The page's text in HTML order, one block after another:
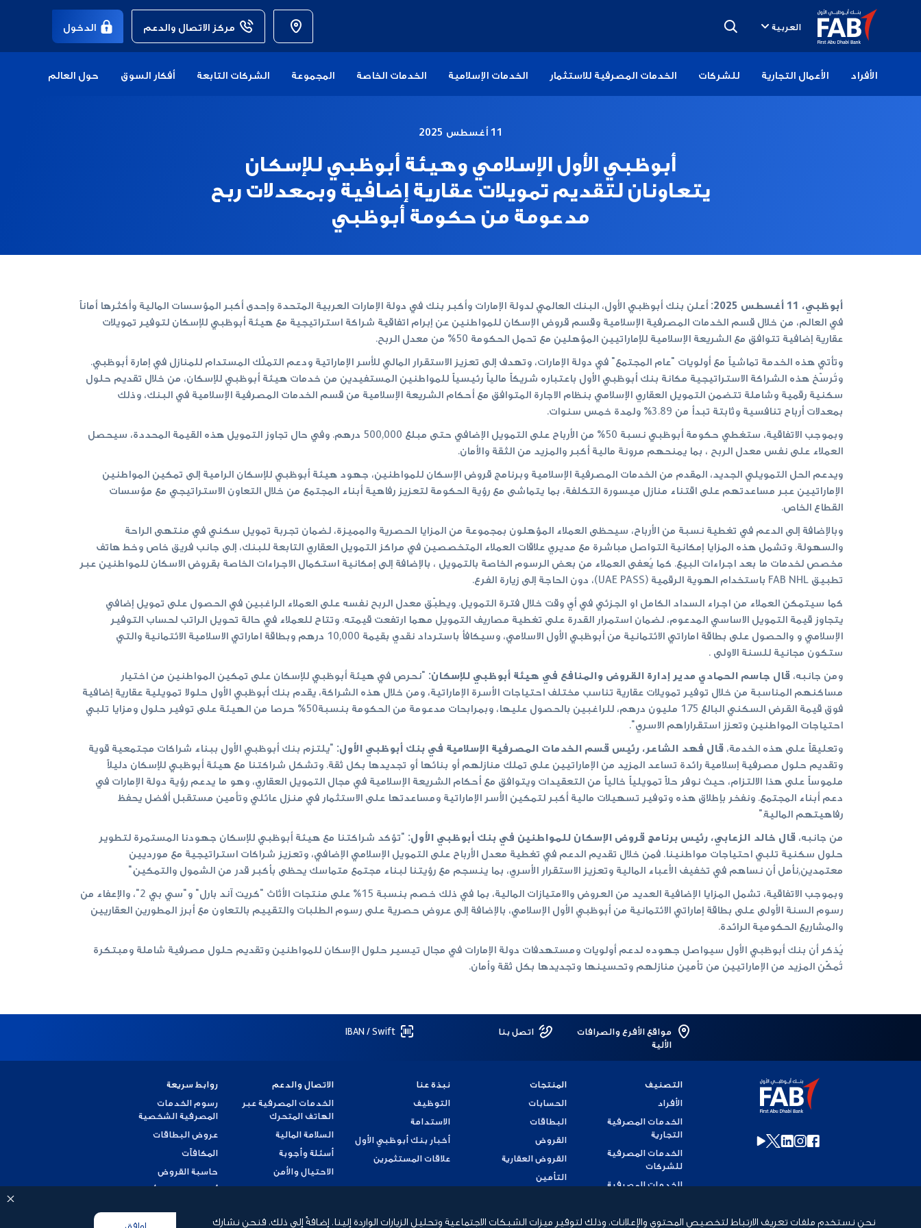
نحن نستخدم ملفات تعريف الارتباط لتخصيص المحتوى والإعلانات، وذلك لتوفير ميزات الشبكات الاجتماعية وتحليل الزيارات الواردة إلينا. إضافةً إلى ذلك، فنحن نشارك اوافق
العربية مركز الاتصال والدعم الدخول
الأفراد الأعمال التجارية للشركات الخدمات المصرفية للاستثمار الخدمات الإسلامية الخدمات الخاصة المجموعة الشركات التابعة أفكار السوق حول العالم
11 أغسطس 2025
أبوظبي الأول الإسلامي وهيئة أبوظبي للإسكان
يتعاونان لتقديم تمويلات عقارية إضافية وبمعدلات ربح
مدعومة من حكومة أبوظبي
أبوظبي، 11 أغسطس 2025:
أعلن بنك أبوظبي الأول، البنك العالمي لدولة الإمارات وأكبر بنك في دولة الإمارات العربية المتحدة وإحدى أكبر المؤسسات المالية وأكثرها أماناً
في العالم، من خلال قسم الخدمات المصرفية الإسلامية وقسم قروض الإسكان للمواطنين عن إبرام اتفاقية شراكة استراتيجية مع هيئة أبوظبي للإسكان لتوفير تمويلات
عقارية إضافية تتوافق مع الشريعة الإسلامية للإماراتيين المؤهلين مع تحمل الحكومة 50% من معدل الربح.
وتأتي هذه الخدمة تماشياً مع أولويات "عام المجتمع" في دولة الإمارات، وتهدف إلى تعزيز الاستقرار المالي للأسر الإماراتية ودعم التملّك المستدام للمنازل في إمارة أبوظبي.
وتُرسّخ هذه الشراكة الاستراتيجية مكانة بنك أبوظبي الأول باعتباره شريكاً مالياً رئيسياً للمواطنين المستفيدين من خدمات هيئة أبوظبي للإسكان، من خلال تقديم حلول
سكنية رقمية وشاملة تتضمن التمويل العقاري الإسلامي بنظام الاجارة المتوافق مع أحكام الشريعة الإسلامية من قسم الخدمات المصرفية الإسلامية في البنك، وذلك
بمعدلات أرباح تنافسية وثابتة تبدأ من 3.89% ولمدة خمس سنوات.
وبموجب الاتفاقية، ستغطي حكومة أبوظبي نسبة 50% من الأرباح على التمويل الإضافي حتى مبلغ 500,000 درهم. وفي حال تجاوز التمويل هذه القيمة المحددة، سيحصل
العملاء على نفس معدل الربح ، بما يمنحهم مرونة مالية أكبر والمزيد من الثقة والأمان.
ويدعم الحل التمويلي الجديد، المقدم من الخدمات المصرفية الإسلامية وبرنامج قروض الإسكان للمواطنين، جهود هيئة أبوظبي للإسكان الرامية إلى تمكين المواطنين
الإماراتيين عبر مساعدتهم على اقتناء منازل ميسورة التكلفة، بما يتماشى مع رؤية الحكومة لتعزيز رفاهية أبناء المجتمع من خلال التعاون الاستراتيجي مع مؤسسات
القطاع الخاص.
وبالإضافة إلى الدعم في تغطية نسبة من الأرباح، سيحظى العملاء المؤهلون بمجموعة من المزايا الحصرية والمميزة، لضمان تجربة تمويل سكني في منتهى الراحة
والسهولة. وتشمل هذه المزايا إمكانية التواصل مباشرة مع مديري علاقات العملاء المتخصصين في مراكز التمويل العقاري التابعة للبنك، إلى جانب فريق خاص وخط هاتف
مخصص لخدمات ما بعد اجراءات البيع. كما يُعفى العملاء من بعض الرسوم الخاصة بالتمويل ، بالإضافة إلى إمكانية استكمال الاجراءات الخاصة بقروض الاسكان للمواطنين عبر
تطبيق FAB NHL باستخدام الهوية الرقمية (UAE PASS)، دون الحاجة إلى زيارة الفرع.
كما سيتمكن العملاء من اجراء السداد الكامل او الجزئي في أي وقت خلال فترة التمويل. ويطبّق معدل الربح نفسه على العملاء الراغبين في الحصول على تمويل إضافي
يتجاوز قيمة التمويل الاساسي المدعوم، لضمان استمرار القدرة على تغطية مصاريف التمويل مهما ارتفعت قيمته. وتتاح للعملاء في حالة تحويل الراتب لحساب التوفير
الإسلامي و والحصول على بطاقة اماراتي الائتمانية من أبوظبي الأول الاسلامي، وسيكافأ باسترداد نقدي بقيمة 10,000 درهم وبطاقة اماراتي الاسلامية الائتمانية والتي
ستكون مجانية للسنة الاولى .
ومن جانبه،قال جاسم الحمادي مدير إدارة القروض والمنافع في هيئة أبوظبي للإسكان: "نحرص في هيئة أبوظبي للإسكان على تمكين المواطنين من اختيار
مساكنهم المناسبة من خلال توفير تمويلات عقارية تناسب مختلف احتياجات الأسرة الإماراتية، ومن خلال هذه الشراكة، يقدم بنك أبوظبي الأول حلولا تمويلية عقارية إضافية
فوق قيمة القرض السكني البالغ 1.75 مليون درهم، للراغبين بالحصول عليها، وبمرابحات مدعومة من الحكومة بنسبة50% حرصا من الهيئة على توفير حلول ومزايا تلبي
احتياجات المواطنين وتعزز استقراراهم الاسري".
وتعليقاً على هذه الخدمة، قال فهد الشاعر، رئيس قسم الخدمات المصرفية الإسلامية في بنك أبوظبي الأول: "يلتزم بنك أبوظبي الأول ببناء شراكات مجتمعية قوية
وتقديم حلول مصرفية إسلامية رائدة تساعد المزيد من الإماراتيين على تملك منازلهم أو بنائها أو تجديدها بكل ثقة. وتشكل شراكتنا مع هيئة أبوظبي للإسكان دليلاً
ملموساً على هذا الالتزام، حيث نوفر حلاً تمويلياً خالياً من التعقيدات ويتوافق مع أحكام الشريعة الإسلامية في مجال التمويل العقاري، وهو ما يدعم رؤية دولة الإمارات في
دعم أبناء المجتمع. ونفخر بإطلاق هذه وتوفير تسهيلات مالية أكبر لتمكين الأسر الإماراتية ومساعدتها على الاستثمار في منزل عائلي وتأمين مستقبل أفضل يحفظ
رفاهيتهم المالية."
من جانبه،قال خالد الزعابي، رئيس برنامج قروض الإسكان للمواطنين في بنك أبوظبي الأول: "تؤكد شراكتنا مع هيئة أبوظبي للإسكان جهودنا المستمرة لتطوير
حلول سكنية تلبي احتياجات مواطنينا. فمن خلال تقديم الدعم في تغطية معدل الأرباح على التمويل الإسلامي الإضافي، وتعزيز شراكات استراتيجية مع مورديين
معتمدين,نأمل أن نساهم في تخفيف الأعباء المالية وتعزيز الاستقرار الأسري، بما ينسجم مع رؤيتنا لبناء مجتمع متماسك يحظى بأكبر قدر من الشمول والتمكين."
وبموجب الاتفاقية، تشمل المزايا الإضافية العديد من العروض والامتيازات المالية، بما في ذلك خصم بنسبة 15% على منتجات الأثاث "كريت آند بارل" و"سي بي 2"، والإعفاء من
رسوم السنة الأولى على بطاقة إماراتي الائتمانية من أبوظبي الأول الإسلامي، بالإضافة إلى عروض حصرية على رسوم الطلبات والتقييم بالتعاون مع أبرز المطورين العقاريين
والمشاريع الحكومية الرائدة.
يُذكر أن بنك أبوظبي الأول سيواصل جهوده لدعم أولويات ومستهدفات دولة الإمارات في مجال تيسير حلول الإسكان للمواطنين وتقديم حلول مصرفية شاملة ومبتكرة
تُمكّن المزيد من الإماراتيين من تأمين منازلهم وتحسينها وتجديدها بكل ثقة وأمان.
مواقع الأفرع والصرافات
الألية
اتصل بنا IBAN / Swift
التصنيف
الأفراد
الخدمات المصرفية
التجارية
الخدمات المصرفية
للشركات
الخدمات المصرفية
الخدمات المصرفية
المنتجات
الحسابات
البطاقات
القروض
القروض العقارية
التأمين
نبذة عنا
التوظيف
الاستدامة
أخبار بنك أبوظبي الأول
علاقات المستثمرين
الاتصال والدعم
الخدمات المصرفية عبر
الهاتف المتحرك
السلامة المالية
أسئلة وأجوبة
الاحتيال والأمن
تقديم شكوى
روابط سريعة
رسوم الخدمات
المصرفية الشخصية
عروض البطاقات
المكافآت
حاسبة القروض
أسعار العملات الأجنبية